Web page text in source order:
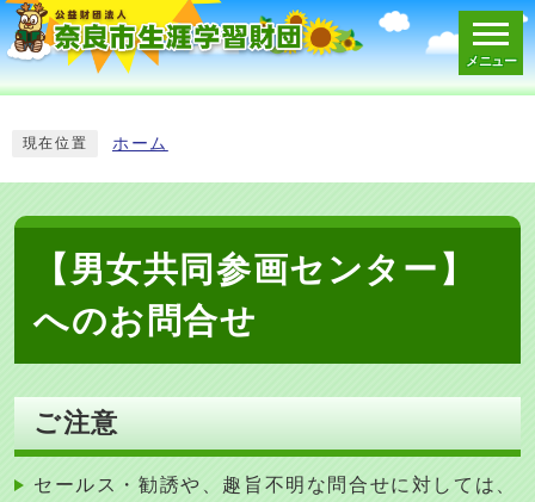
メニュー
現在位置 ホーム
【男女共同参画センター】
へのお問合せ
ご注意
セールス・勧誘や、趣旨不明な問合せに対しては、